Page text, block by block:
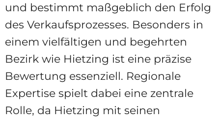
und bestimmt maßgeblich den Erfolg
des Verkaufsprozesses. Besonders in
einem vielfältigen und begehrten
Bezirk wie Hietzing ist eine präzise
Bewertung essenziell. Regionale
Expertise spielt dabei eine zentrale
Rolle, da Hietzing mit seinen